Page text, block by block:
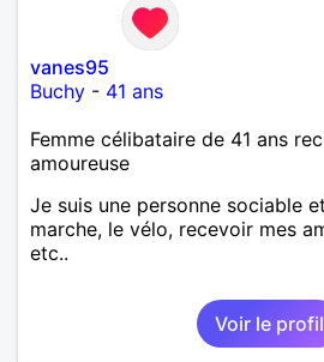
vanes95
Buchy - 41 ans
Femme célibataire de 41 ans
amoureuse
Je suis une personne sociable
marche, le vélo, recevoir mes
etc..
Voir le profil